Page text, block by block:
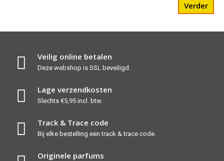
Verder
Veilig online betalen
Deze webshop is SSL beveiligd.
Lage verzendkosten
Slechts €5,95 incl. btw.
Track & Trace code
Bij elke bestelling een track & trace code.
Originele parfums